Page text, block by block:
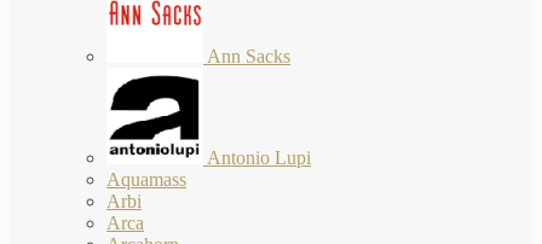
Ann Sacks
Antonio Lupi
Aquamass
Arbi
Arca